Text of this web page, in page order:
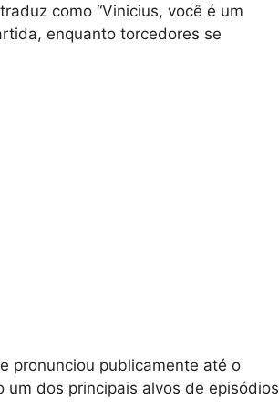
como “Vinicius, você é um
enquanto torcedores se
pronunciou publicamente até o
um dos principais alvos de episódios